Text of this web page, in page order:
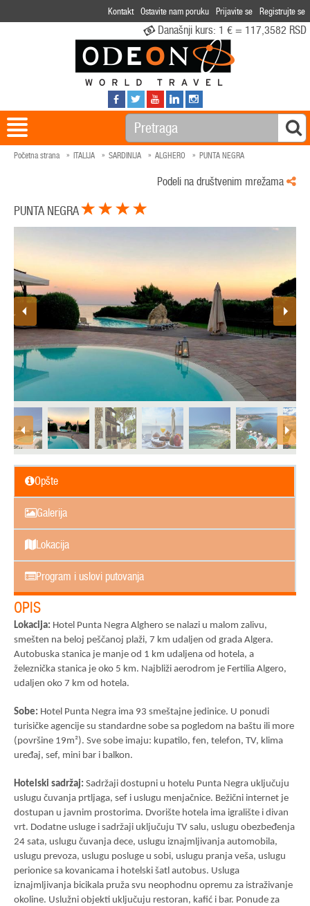
Kontakt Ostavite nam poruku Prijavite se Registrujte se
Današnji kurs: 1 € = 117,3582 RSD
Početna strana ITALIJA SARDINIJA ALGHERO PUNTA NEGRA
Podeli na društvenim mrežama
PUNTA NEGRA
Opšte
Galerija
Lokacija
Program i uslovi putovanja
OPIS
Lokacija: Hotel Punta Negra Alghero se nalazi u malom zalivu,
smešten na beloj peščanoj plaži, 7 km udaljen od grada Algera.
Autobuska stanica je manje od 1 km udaljena od hotela, a
železnička stanica je oko 5 km. Najbliži aerodrom je Fertilia Algero,
udaljen oko 7 km od hotela.
Sobe: Hotel Punta Negra ima 93 smeštajne jedinice. U ponudi
turisičke agencije su standardne sobe sa pogledom na baštu ili more
(površine 19m²). Sve sobe imaju: kupatilo, fen, telefon, TV, klima
uređaj, sef, mini bar i balkon.
Hotelski sadržaj: Sadržaji dostupni u hotelu Punta Negra uključuju
uslugu čuvanja prtljaga, sef i uslugu menjačnice. Bežični internet je
dostupan u javnim prostorima. Dvorište hotela ima igralište i divan
vrt. Dodatne usluge i sadržaji uključuju TV salu, uslugu obezbeđenja
24 sata, uslugu čuvanja dece, uslugu iznajmljivanja automobila,
uslugu prevoza, uslugu posluge u sobi, uslugu pranja veša, uslugu
perionice sa kovanicama i hotelski šatl autobus. Usluga
iznajmljivanja bicikala pruža svu neophodnu opremu za istraživanje
okoline. Uslužni objekti uključuju restoran, kafić i bar. Ponude za